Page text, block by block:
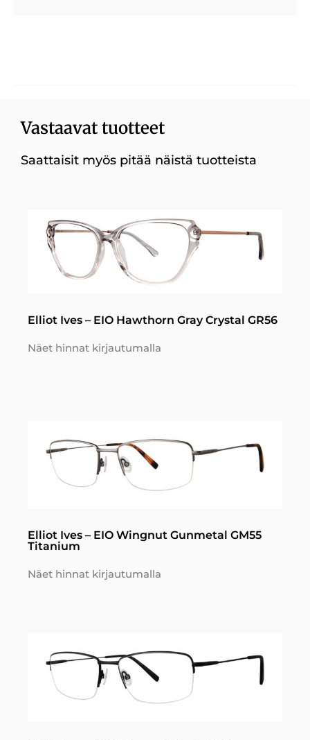
Vastaavat tuotteet
Saattaisit myös pitää näistä tuotteista
Elliot Ives – EIO Hawthorn Gray Crystal GR56
Näet hinnat kirjautumalla
Elliot Ives – EIO Wingnut Gunmetal GM55
Titanium
Näet hinnat kirjautumalla